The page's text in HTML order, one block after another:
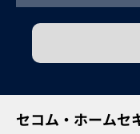
セコム・ホームセ